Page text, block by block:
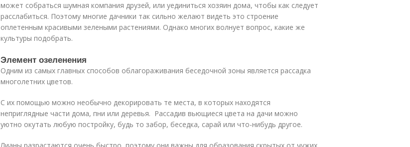
может собраться шумная компания друзей, или уединиться хозяин дома, чтобы как следует
расслабиться. Поэтому многие дачники так сильно желают видеть это строение
оплетенным красивыми зелеными растениями. Однако многих волнует вопрос, какие же
культуры подобрать.
Элемент озеленения
Одним из самых главных способов облагораживания беседочной зоны является рассадка
многолетних цветов.
С их помощью можно необычно декорировать те места, в которых находятся
неприглядные части дома, пни или деревья. Рассадив вьющиеся цвета на дачи можно
уютно окутать любую постройку, будь то забор, беседка, сарай или что-нибудь другое.